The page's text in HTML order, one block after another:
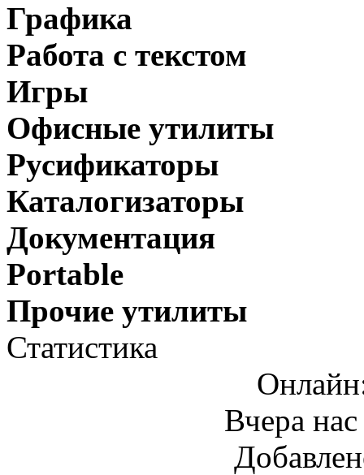
Графика
Работа с текстом
Игры
Офисные утилиты
Русификаторы
Каталогизаторы
Документация
Portable
Прочие утилиты
Статистика
Вчера